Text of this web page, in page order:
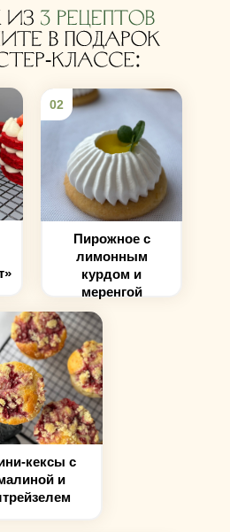
02
Пирожное с
лимонным
курдом и
меренгой
кексы с
и